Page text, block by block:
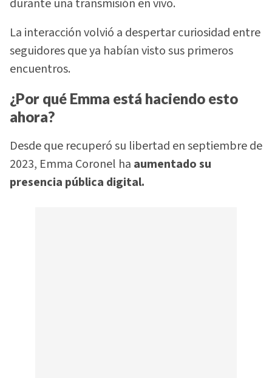
durante una transmisión en vivo.
La interacción volvió a despertar curiosidad entre
seguidores que ya habían visto sus primeros
encuentros.
¿Por qué Emma está haciendo esto
ahora?
Desde que recuperó su libertad en septiembre de
2023, Emma Coronel ha aumentado su
presencia pública digital.